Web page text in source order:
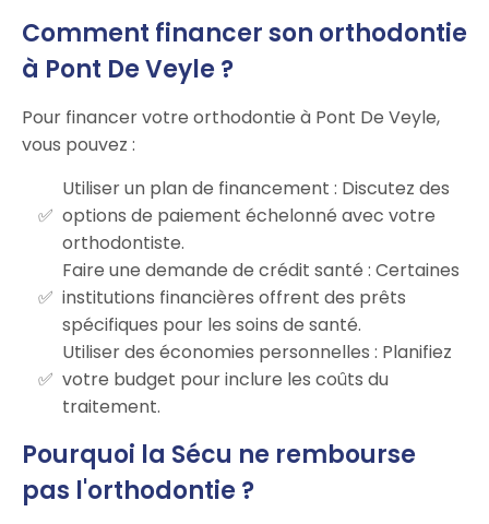
Comment financer son orthodontie
à Pont De Veyle ?
Pour financer votre orthodontie à Pont De Veyle,
vous pouvez :
Utiliser un plan de financement : Discutez des
options de paiement échelonné avec votre
orthodontiste.
Faire une demande de crédit santé : Certaines
institutions financières offrent des prêts
spécifiques pour les soins de santé.
Utiliser des économies personnelles : Planifiez
votre budget pour inclure les coûts du
traitement.
Pourquoi la Sécu ne rembourse
pas l'orthodontie ?